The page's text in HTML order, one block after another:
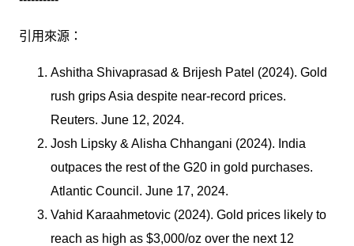
引用來源：
Ashitha Shivaprasad & Brijesh Patel (2024). Gold
rush grips Asia despite near-record prices.
Reuters. June 12, 2024.
Josh Lipsky & Alisha Chhangani (2024). India
outpaces the rest of the G20 in gold purchases.
Atlantic Council. June 17, 2024.
Vahid Karaahmetovic (2024). Gold prices likely to
reach as high as $3,000/oz over the next 12